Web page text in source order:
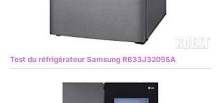
Test du réfrigérateur Samsung RB33J3205SA